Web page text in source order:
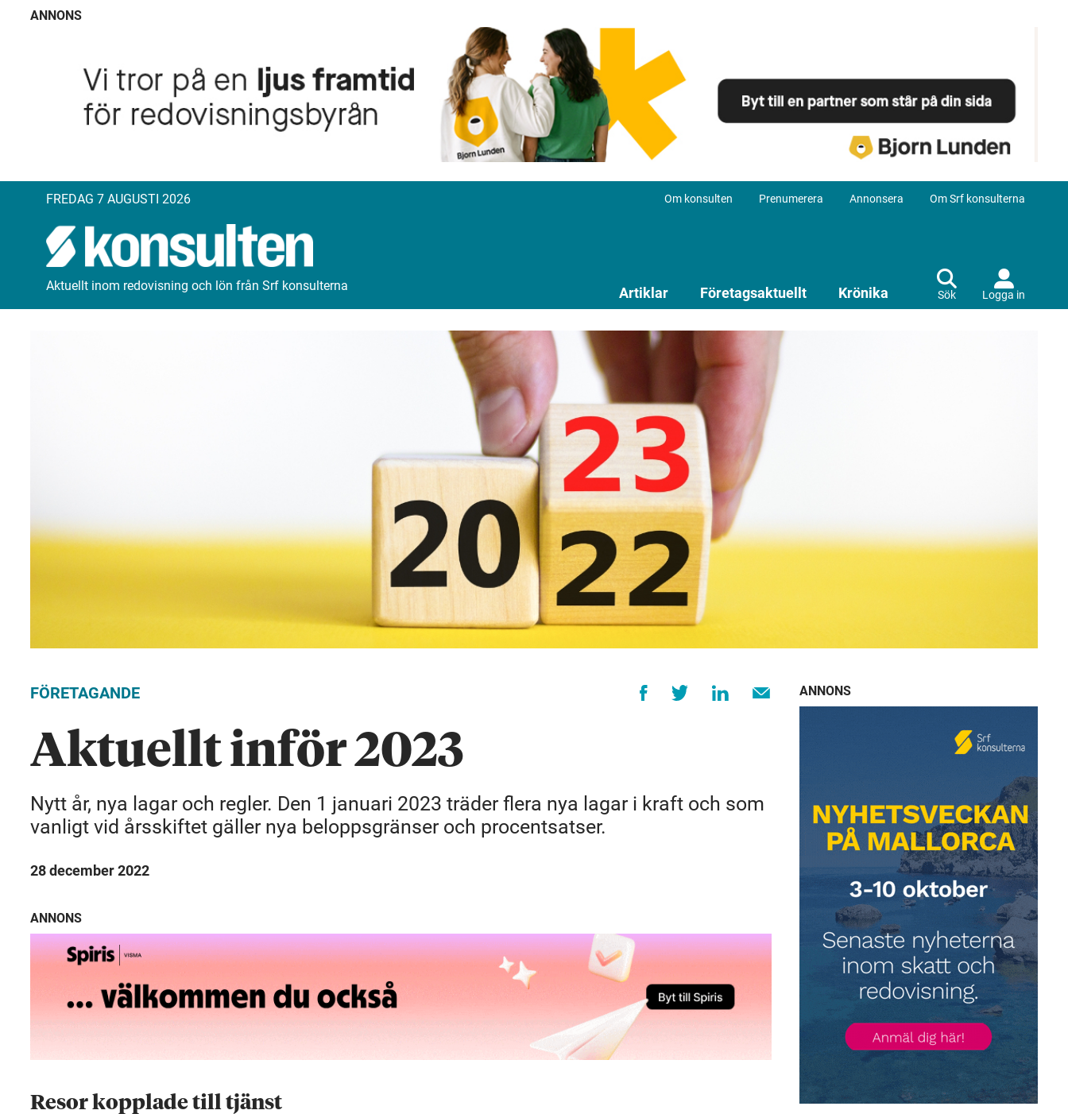
ANNONS
FREDAG 7 AUGUSTI 2026 Om konsulten Prenumerera Annonsera Om Srf konsulterna
Aktuellt inom redovisning och lön från Srf konsulterna Artiklar Företagsaktuellt Krönika Sök Logga in
FÖRETAGANDE
Aktuellt inför 2023
Nytt år, nya lagar och regler. Den 1 januari 2023 träder flera nya lagar i kraft och som
vanligt vid årsskiftet gäller nya beloppsgränser och procentsatser.
28 december 2022
ANNONS
Resor kopplade till tjänst
ANNONS